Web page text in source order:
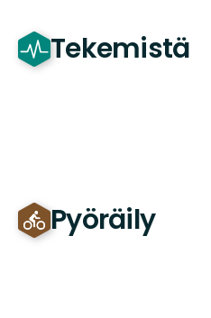
Tekemistä
Pyöräily